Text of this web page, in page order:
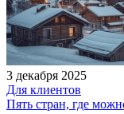
3 декабря 2025
Для клиентов
Пять стран, где